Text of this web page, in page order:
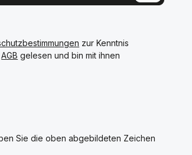
zur Kenntnis
AGB gelesen und bin mit ihnen
Sie die oben abgebildeten Zeichen